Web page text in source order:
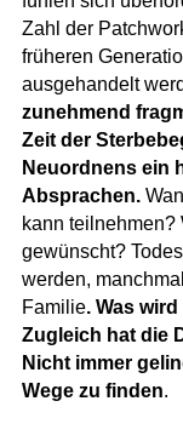
Zahl der
früheren
ausgehandelt
zunehmend
Zeit der
Neuordnens ein
Absprachen.
kann teilnehmen?
gewünscht?
werden,
Familie. Was
Zugleich hat die
Nicht immer
Wege zu finden.